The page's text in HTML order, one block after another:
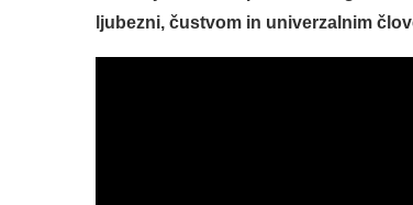
ljubezni, čustvom in univerzalnim